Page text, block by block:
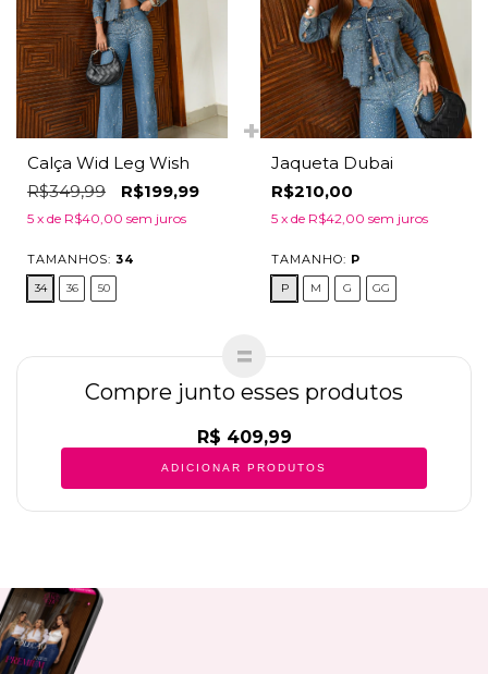
Calça Wid Leg Wish
R$349,99
R$199,99
5 x de R$40,00 sem juros
TAMANHOS: 34
34 36 50
Jaqueta Dubai
R$210,00
5 x de R$42,00 sem juros
TAMANHO: P
P M G GG
Compre junto esses produtos
R$ 409,99
ADICIONAR PRODUTOS